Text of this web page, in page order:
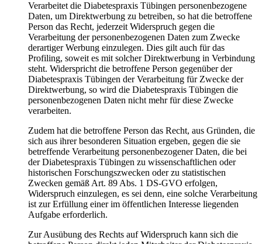
Verarbeitet die Diabetespraxis Tübingen personenbezogene
Daten, um Direktwerbung zu betreiben, so hat die betroffene
Person das Recht, jederzeit Widerspruch gegen die
Verarbeitung der personenbezogenen Daten zum Zwecke
derartiger Werbung einzulegen. Dies gilt auch für das
Profiling, soweit es mit solcher Direktwerbung in Verbindung
steht. Widerspricht die betroffene Person gegenüber der
Diabetespraxis Tübingen der Verarbeitung für Zwecke der
Direktwerbung, so wird die Diabetespraxis Tübingen die
personenbezogenen Daten nicht mehr für diese Zwecke
verarbeiten.
Zudem hat die betroffene Person das Recht, aus Gründen, die
sich aus ihrer besonderen Situation ergeben, gegen die sie
betreffende Verarbeitung personenbezogener Daten, die bei
der Diabetespraxis Tübingen zu wissenschaftlichen oder
historischen Forschungszwecken oder zu statistischen
Zwecken gemäß Art. 89 Abs. 1 DS-GVO erfolgen,
Widerspruch einzulegen, es sei denn, eine solche Verarbeitung
ist zur Erfüllung einer im öffentlichen Interesse liegenden
Aufgabe erforderlich.
Zur Ausübung des Rechts auf Widerspruch kann sich die